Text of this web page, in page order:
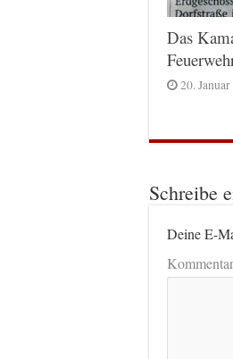
Das
20.
Schreibe
Deine E-